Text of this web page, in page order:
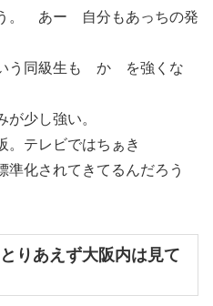
。 あー 自分もあっちの発
う同級生も か を強くな
少し強い。
。テレビではちぁき
化されてきてるんだろう
りあえず大阪内は見て